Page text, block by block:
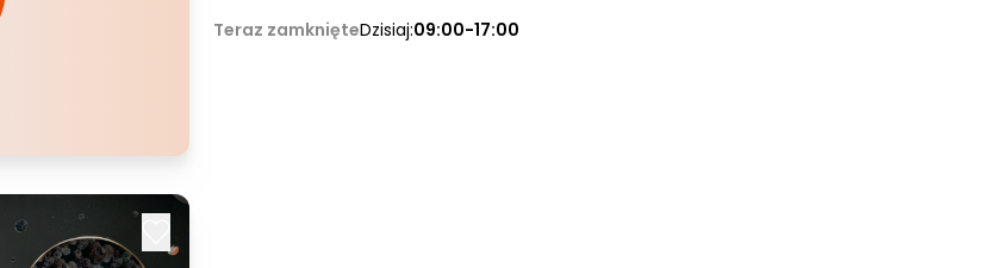
Teraz zamknięteDzisiaj:09:00-17:00